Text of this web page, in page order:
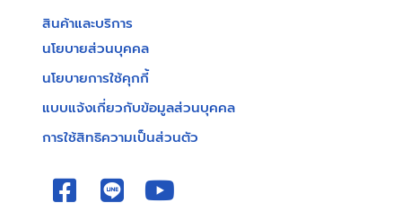
สินค้าและบริการ
นโยบายส่วนบุคคล
นโยบายการใช้คุกกี้
แบบแจ้งเกี่ยวกับข้อมูลส่วนบุคคล
การใช้สิทธิความเป็นส่วนตัว